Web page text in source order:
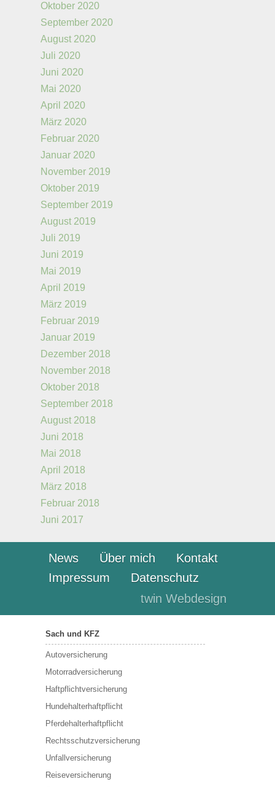
Oktober 2020
September 2020
August 2020
Juli 2020
Juni 2020
Mai 2020
April 2020
März 2020
Februar 2020
Januar 2020
November 2019
Oktober 2019
September 2019
August 2019
Juli 2019
Juni 2019
Mai 2019
April 2019
März 2019
Februar 2019
Januar 2019
Dezember 2018
November 2018
Oktober 2018
September 2018
August 2018
Juni 2018
Mai 2018
April 2018
März 2018
Februar 2018
Juni 2017
News Über mich
Kontakt
Impressum
Datenschutz
twin Webdesign
Sach und KFZ
Autoversicherung
Motorradversicherung
Haftpflichtversicherung
Hundehalterhaftpflicht
Pferdehalterhaftpflicht
Rechtsschutzversicherung
Unfallversicherung
Reiseversicherung